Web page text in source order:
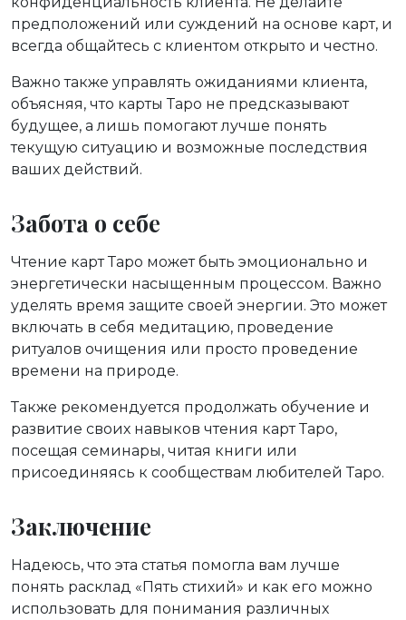
предположений или суждений на основе карт, и
всегда общайтесь с клиентом открыто и честно.
Важно также управлять ожиданиями клиента,
объясняя, что карты Таро не предсказывают
будущее, а лишь помогают лучше понять
текущую ситуацию и возможные последствия
ваших действий.
Забота о себе
Чтение карт Таро может быть эмоционально и
энергетически насыщенным процессом. Важно
уделять время защите своей энергии. Это может
включать в себя медитацию, проведение
ритуалов очищения или просто проведение
времени на природе.
Также рекомендуется продолжать обучение и
развитие своих навыков чтения карт Таро,
посещая семинары, читая книги или
присоединяясь к сообществам любителей Таро.
Заключение
Надеюсь, что эта статья помогла вам лучше
понять расклад «Пять стихий» и как его можно
использовать для понимания различных